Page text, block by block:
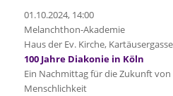
01.10.2024, 14:00
Melanchthon-Akademie
Haus der Ev. Kirche,
100 Jahre Diakonie in Köln
Ein Nachmittag für die Zukunft
Menschlichkeit